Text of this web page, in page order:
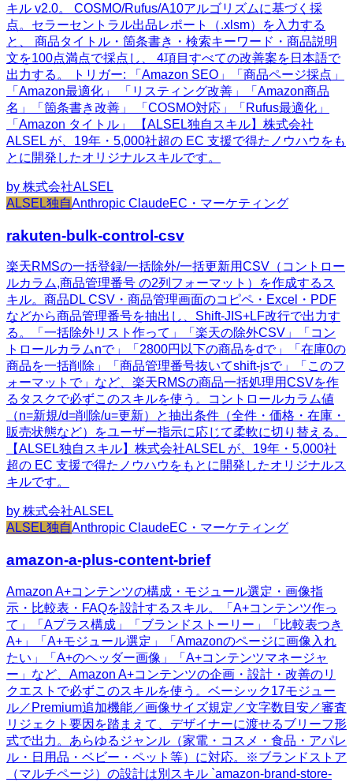
キル v2.0。 COSMO/Rufus/A10アルゴリズムに基づく採
点。セラーセントラル出品レポート（.xlsm）を入力する
と、 商品タイトル・箇条書き・検索キーワード・商品説明
文を100点満点で採点し、 4項目すべての改善案を日本語で
出力する。 トリガー: 「Amazon SEO」「商品ページ採点」
「Amazon最適化」 「リスティング改善」「Amazon商品
名」「箇条書き改善」 「COSMO対応」「Rufus最適化」
「Amazon タイトル」 【ALSEL独自スキル】株式会社
ALSEL が、19年・5,000社超の EC 支援で得たノウハウをも
とに開発したオリジナルスキルです。
by 株式会社ALSEL
ALSEL独自Anthropic ClaudeEC・マーケティング
rakuten-bulk-control-csv
楽天RMSの一括登録/一括除外/一括更新用CSV（コントロー
ルカラム,商品管理番号 の2列フォーマット）を作成するス
キル。商品DL CSV・商品管理画面のコピペ・Excel・PDF
などから商品管理番号を抽出し、Shift-JIS+LF改行で出力す
る。「一括除外リスト作って」「楽天の除外CSV」「コン
トロールカラムnで」「2800円以下の商品をdで」「在庫0の
商品を一括削除」「商品管理番号抜いてshift-jsで」「このフ
ォーマットで」など、楽天RMSの商品一括処理用CSVを作
るタスクで必ずこのスキルを使う。コントロールカラム値
（n=新規/d=削除/u=更新）と抽出条件（全件・価格・在庫・
販売状態など）をユーザー指示に応じて柔軟に切り替える。
【ALSEL独自スキル】株式会社ALSEL が、19年・5,000社
超の EC 支援で得たノウハウをもとに開発したオリジナルス
キルです。
by 株式会社ALSEL
ALSEL独自Anthropic ClaudeEC・マーケティング
amazon-a-plus-content-brief
Amazon A+コンテンツの構成・モジュール選定・画像指
示・比較表・FAQを設計するスキル。「A+コンテンツ作っ
て」「Aプラス構成」「ブランドストーリー」「比較表つき
A+」「A+モジュール選定」「Amazonのページに画像入れ
たい」「A+のヘッダー画像」「A+コンテンツマネージャ
ー」など、Amazon A+コンテンツの企画・設計・改善のリ
クエストで必ずこのスキルを使う。ベーシック17モジュー
ル／Premium追加機能／画像サイズ規定／文字数目安／審査
リジェクト要因を踏まえて、デザイナーに渡せるブリーフ形
式で出力。あらゆるジャンル（家電・コスメ・食品・アパレ
ル・日用品・ベビー・ペット等）に対応。※ブランドストア
（マルチページ）の設計は別スキル `amazon-brand-store-